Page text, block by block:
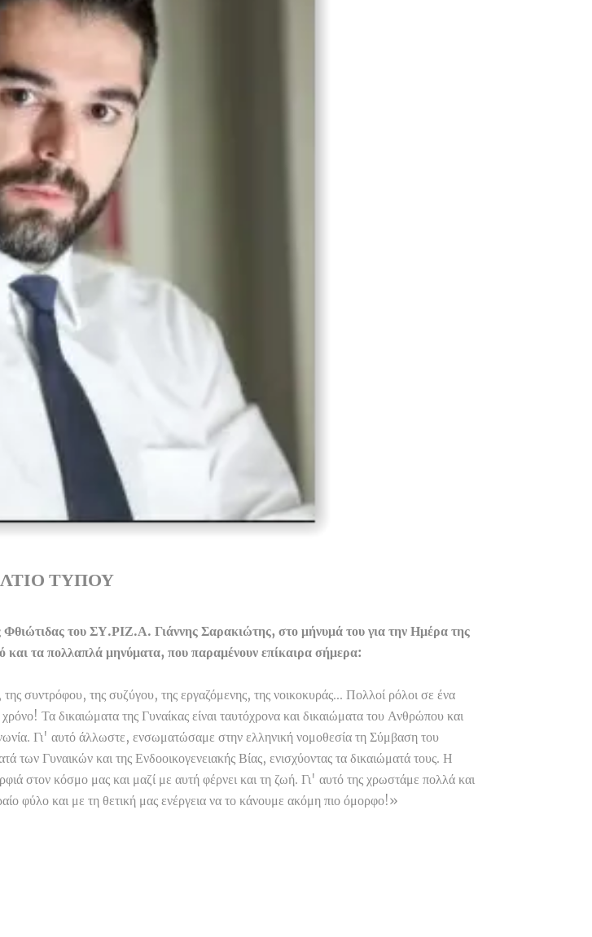
ΤΥΠΟΥ
του ΣΥ.ΡΙΖ.Α. Γιάννης Σαρακιώτης, στο μήνυμά του για την Ημέρα της
και τα πολλαπλά μηνύματα, που παραμένουν επίκαιρα σήμερα:
συντρόφου, της συζύγου, της εργαζόμενης, της νοικοκυράς... Πολλοί ρόλοι σε ένα
Τα δικαιώματα της Γυναίκας είναι ταυτόχρονα και δικαιώματα του Ανθρώπου και
Γι' αυτό άλλωστε, ενσωματώσαμε στην ελληνική νομοθεσία τη Σύμβαση του
Γυναικών και της Ενδοοικογενειακής Βίας, ενισχύοντας τα δικαιώματά τους. Η
στον κόσμο μας και μαζί με αυτή φέρνει και τη ζωή. Γι' αυτό της χρωστάμε πολλά και
φύλο και με τη θετική μας ενέργεια να το κάνουμε ακόμη πιο όμορφο!»